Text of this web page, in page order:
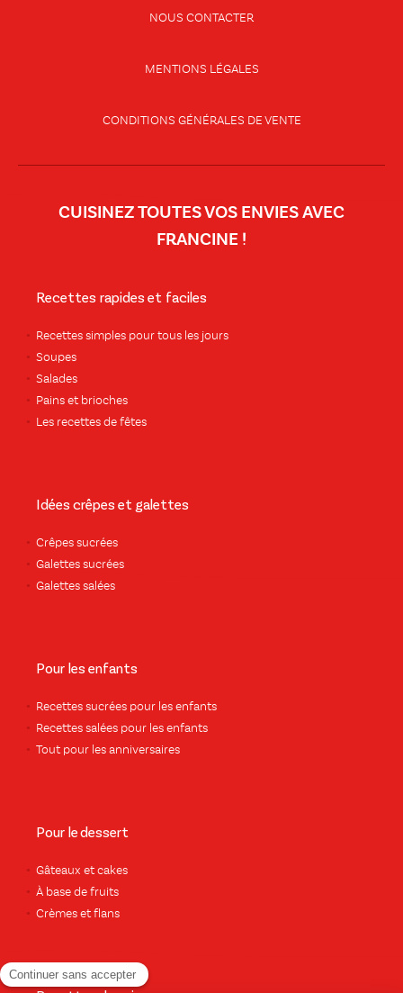
NOUS CONTACTER
MENTIONS LÉGALES
CONDITIONS GÉNÉRALES DE VENTE
CUISINEZ TOUTES VOS ENVIES AVEC
FRANCINE !
Recettes rapides et faciles
Recettes simples pour tous les jours
Soupes
Salades
Pains et brioches
Les recettes de fêtes
Idées crêpes et galettes
Crêpes sucrées
Galettes sucrées
Galettes salées
Pour les enfants
Recettes sucrées pour les enfants
Recettes salées pour les enfants
Tout pour les anniversaires
Pour le dessert
Gâteaux et cakes
À base de fruits
Crèmes et flans